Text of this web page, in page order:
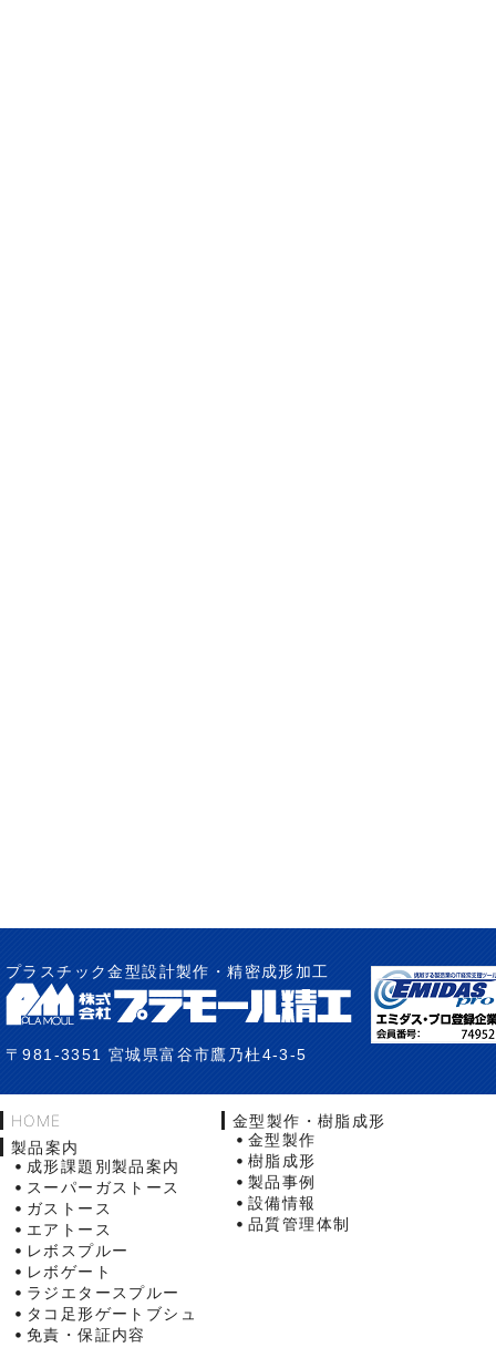
プラスチック金型設計製作・精密成形加工
〒981-3351 宮城県富谷市鷹乃杜4-3-5
HOME
製品案内
成形課題別製品案内
スーパーガストース
ガストース
エアトース
レボスプルー
レボゲート
ラジエタースプルー
タコ足形ゲートブシュ
免責・保証内容
金型製作・樹脂成形
金型製作
樹脂成形
製品事例
設備情報
品質管理体制